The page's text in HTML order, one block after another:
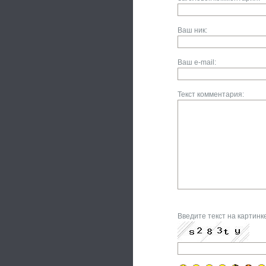
Ваш ник:
Ваш e-mail:
Текст комментария:
Введите текст на